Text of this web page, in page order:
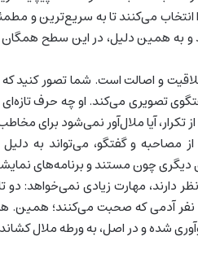
انتخاب می‌کنند تا به سریع‌ترین و
به همین دلیل، در این سطح همگان
و اصالت است. شما تصور کنید
تصویری می‌کند. او چه حرف تازه‌ای
آیا ملال‌آور نمی‌شود برای
از مصاحبه و گفتگو، می‌تواند به
دیگری چون مستند و برنامه‌های
دارند، مهارت زیادی نمی‌خواهد: دو
نفر آدمی که صحبت می‌کنند؛ همین.
شده و در اصل، به ورطه ملال